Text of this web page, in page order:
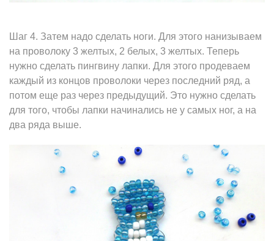
Шаг 4. Затем надо сделать ноги. Для этого нанизываем
на проволоку 3 желтых, 2 белых, 3 желтых. Теперь
нужно сделать пингвину лапки. Для этого продеваем
каждый из концов проволоки через последний ряд, а
потом еще раз через предыдущий. Это нужно сделать
для того, чтобы лапки начинались не у самых ног, а на
два ряда выше.